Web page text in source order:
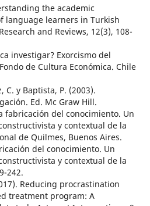
the academic
language learners in Turkish
and Reviews, 12(3), 108-
investigar? Exorcismo del
de Cultura Económica. Chile
C. y Baptista, P. (2003).
Ed. Mc Graw Hill.
fabricación del conocimiento. Un
y contextual de la
de Quilmes, Buenos Aires.
del conocimiento. Un
y contextual de la
242.
Reducing procrastination
treatment program: A